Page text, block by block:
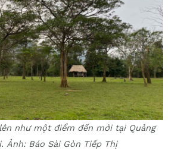
như một điểm đến mới tại Quảng
Ảnh: Báo Sài Gòn Tiếp Thị